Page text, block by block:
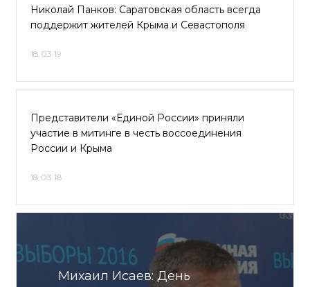
Николай Панков: Саратовская область всегда
поддержит жителей Крыма и Севастополя
18.03.19
Представители «Единой России» приняли
участие в митинге в честь воссоединения
России и Крыма
18.03.18
Михаил Исаев: День